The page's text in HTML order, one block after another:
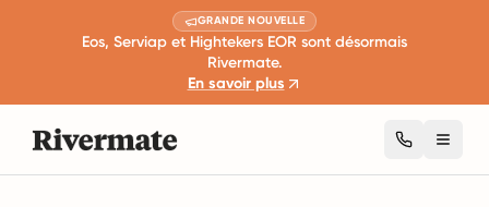
GRANDE NOUVELLE
Eos, Serviap et Hightekers EOR sont désormais
Rivermate.
En savoir plus